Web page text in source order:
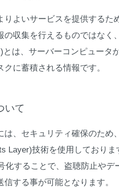
りよいサービスを提供する
の収集を行えるものではなく
は、サーバーコンピュータ
に蓄積される情報です。
いて
は、セキュリティ確保のた
Layer)技術を使用しておりま
化することで、盗聴防止やデ
する事が可能となります。